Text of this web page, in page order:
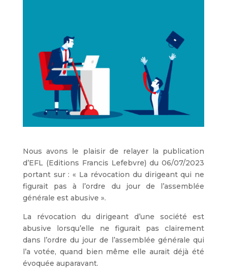
Nous avons le plaisir de relayer la publication
d’EFL (Editions Francis Lefebvre) du 06/07/2023
portant sur : « La révocation du dirigeant qui ne
figurait pas à l’ordre du jour de l’assemblée
générale est abusive ».
La révocation du dirigeant d’une société est
abusive lorsqu’elle ne figurait pas clairement
dans l’ordre du jour de l’assemblée générale qui
l’a votée, quand bien même elle aurait déjà été
évoquée auparavant.